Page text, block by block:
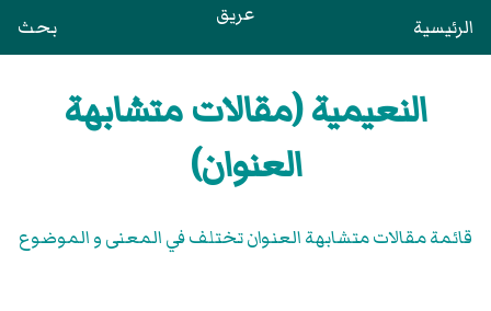
الرئيسية عريق بحث
النعيمية (مقالات متشابهة
العنوان)
قائمة مقالات متشابهة العنوان تختلف في المعنى و الموضوع